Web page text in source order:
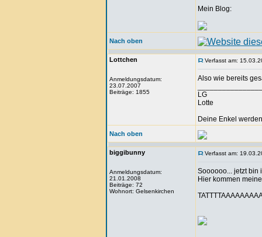
Mein Blog:
Nach oben
Lottchen
Anmeldungsdatum:
23.07.2007
Beiträge: 1855
Verfasst am:
Also wie bereits
LG
Lotte
Deine Enkel
Nach oben
biggibunny
Anmeldungsdatum:
21.01.2008
Beiträge: 72
Wohnort: Gelsenkirchen
Verfasst am:
Soooooo... jetzt bin
Hier kommen